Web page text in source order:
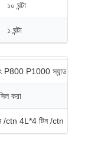
১০ ঘন্টা
১ ঘন্টা
P800 P1000 স্যান্ড
করা
/ctn 4L*4 টিন /ctn